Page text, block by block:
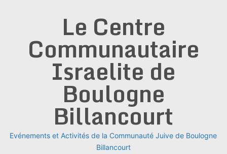
Le Centre
Communautaire
Israelite de
Boulogne
Billancourt
Evénements et Activités de la Communauté Juive de Boulogne
Billancourt